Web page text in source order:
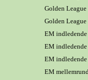
Golden League
Golden League
EM indledende
EM indledende
EM indledende
EM